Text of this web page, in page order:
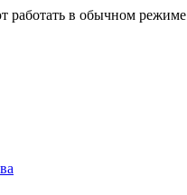
работать в обычном режиме